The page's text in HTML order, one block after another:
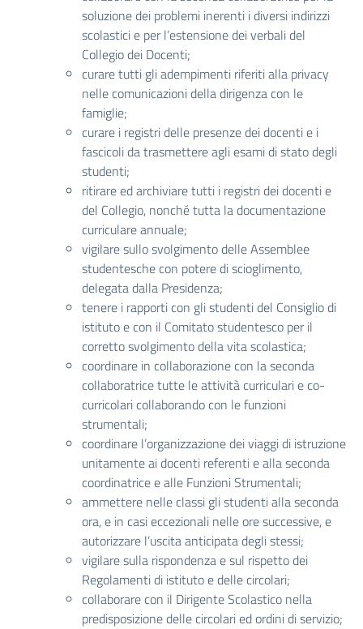
soluzione dei problemi inerenti i diversi indirizzi
scolastici e per l’estensione dei verbali del
Collegio dei Docenti;
curare tutti gli adempimenti riferiti alla privacy
nelle comunicazioni della dirigenza con le
famiglie;
curare i registri delle presenze dei docenti e i
fascicoli da trasmettere agli esami di stato degli
studenti;
ritirare ed archiviare tutti i registri dei docenti e
del Collegio, nonché tutta la documentazione
curriculare annuale;
vigilare sullo svolgimento delle Assemblee
studentesche con potere di scioglimento,
delegata dalla Presidenza;
tenere i rapporti con gli studenti del Consiglio di
istituto e con il Comitato studentesco per il
corretto svolgimento della vita scolastica;
coordinare in collaborazione con la seconda
collaboratrice tutte le attività curriculari e co-
curricolari collaborando con le funzioni
strumentali;
coordinare l’organizzazione dei viaggi di istruzione
unitamente ai docenti referenti e alla seconda
coordinatrice e alle Funzioni Strumentali;
ammettere nelle classi gli studenti alla seconda
ora, e in casi eccezionali nelle ore successive, e
autorizzare l’uscita anticipata degli stessi;
vigilare sulla rispondenza e sul rispetto dei
Regolamenti di istituto e delle circolari;
collaborare con il Dirigente Scolastico nella
predisposizione delle circolari ed ordini di servizio;